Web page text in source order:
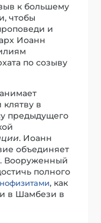
к большему
чтобы
и
Иоанн
по созыву
в
предыдущего
. Иоанн
объединяет
Вооруженный
полного
, как
в Шамбези в